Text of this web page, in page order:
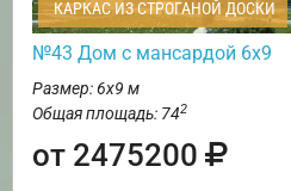
КАРКАС ИЗ СТРОГАНОЙ ДОСКИ
№43 Дом с мансардой 6х9
Размер: 6х9 м
Общая площадь: 742
от 2475200